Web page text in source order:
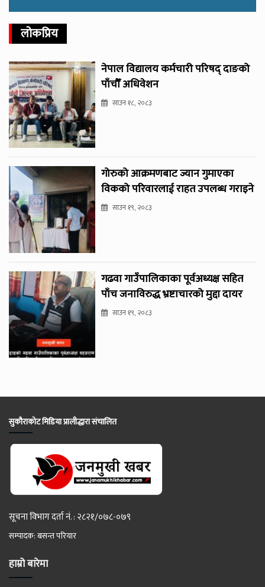
लोकप्रिय
नेपाल विद्यालय कर्मचारी परिषद् दाङको
पाँचौँ अधिवेशन
साउन १८, २०८३
गोरुको आक्रमणबाट ज्यान गुमाएका
विकको परिवारलाई राहत उपलब्ध गराइने
साउन १९, २०८३
गढवा गाउँपालिकाका पूर्वअध्यक्ष सहित
पाँच जनाविरुद्ध भ्रष्टाचारको मुद्दा दायर
साउन १९, २०८३
सुकौराकोट मिडिया प्रालीद्धारा संचालित
सूचना विभाग दर्ता नं. : २८२१/०७८-०७९
सम्पादक: बसन्त परियार
हाम्रो बारेमा